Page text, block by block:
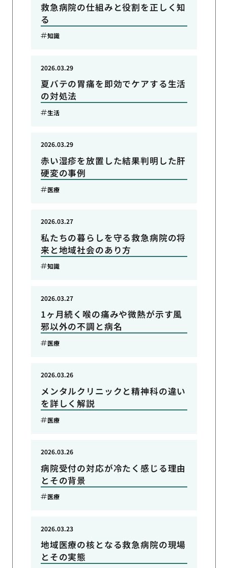
救急病院の仕組みと役割を正しく知
る
知識
夏バテの胃痛を即効でケアする生活
の対処法
2026.03.29
生活
赤い湿疹を放置した結果判明した肝
硬変の事例
2026.03.29
医療
私たちの暮らしを守る救急病院の将
来と地域社会のあり方
2026.03.27
知識
1ヶ月続く喉の痛みや微熱が示す風
邪以外の不調と病名
2026.03.27
医療
メンタルクリニックと精神科の違い
を詳しく解説
2026.03.26
医療
病院受付の対応が冷たく感じる理由
とその背景
2026.03.26
医療
地域医療の核となる救急病院の現場
とその実態
2026.03.23